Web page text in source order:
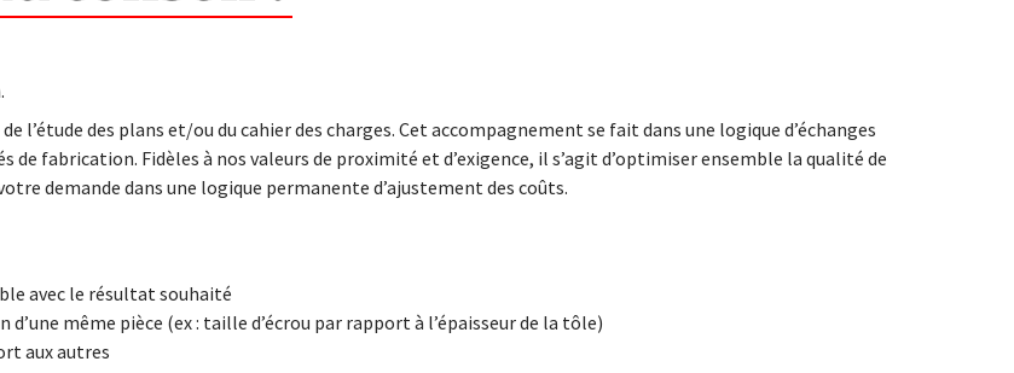
l’étude des plans et/ou du cahier des charges. Cet accompagnement se fait dans une logique d’échanges
de fabrication. Fidèles à nos valeurs de proximité et d’exigence, il s’agit d’optimiser ensemble la qualité de
demande dans une logique permanente d’ajustement des coûts.
avec le résultat souhaité
même pièce (ex : taille d’écrou par rapport à l’épaisseur de la tôle)
aux autres